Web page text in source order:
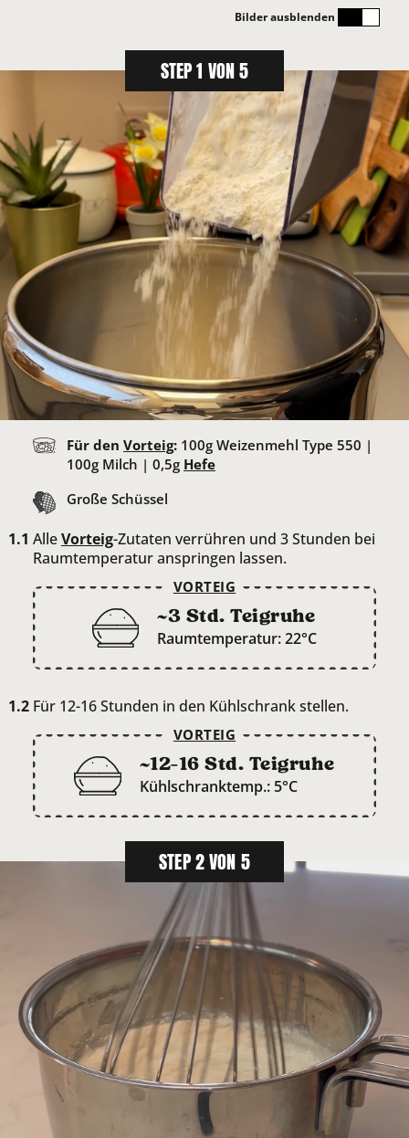
Bilder ausblenden
STEP 1 VON 5
Für den Vorteig: 100g Weizenmehl Type 550 |
100g Milch | 0,5g Hefe
Große Schüssel
AlleVorteig-Zutaten verrühren und 3 Stunden bei
Raumtemperatur anspringen lassen.
VORTEIG
~3 Std. Teigruhe
Raumtemperatur: 22°C
Für 12-16 Stunden in den Kühlschrank stellen.
VORTEIG
~12-16 Std. Teigruhe
Kühlschranktemp.: 5°C
STEP 2 VON 5